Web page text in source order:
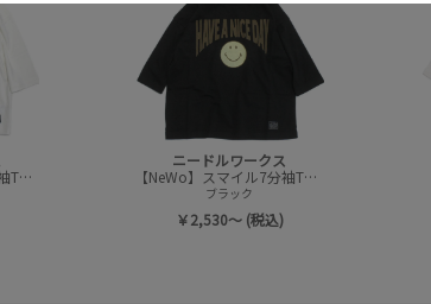
【NeWo】スマイル7分袖Tシャツ
ニードルワークス
【NeWo】スマイル7分袖Tシャツ
ブラック
￥2,530～ (税込)